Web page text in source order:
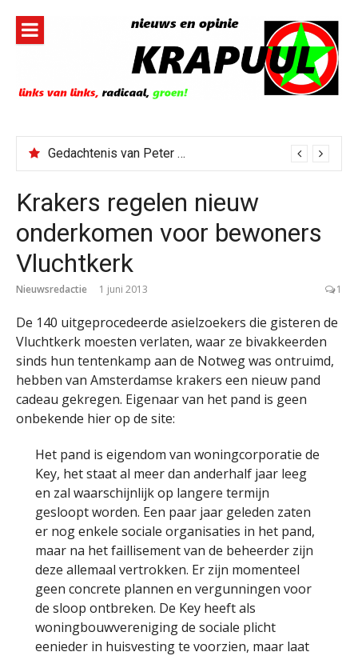
inhoud
Gedachtenis van Peter Faber
Krakers regelen nieuw
onderkomen voor bewoners
Vluchtkerk
Nieuwsredactie 1 juni 2013 1
De 140 uitgeprocedeerde asielzoekers die gisteren de
Vluchtkerk moesten verlaten, waar ze bivakkeerden
sinds hun tentenkamp aan de Notweg was ontruimd,
hebben van Amsterdamse krakers een nieuw pand
cadeau gekregen. Eigenaar van het pand is geen
onbekende hier op de site:
Het pand is eigendom van woningcorporatie de
Key, het staat al meer dan anderhalf jaar leeg
en zal waarschijnlijk op langere termijn
gesloopt worden. Een paar jaar geleden zaten
er nog enkele sociale organisaties in het pand,
maar na het faillisement van de beheerder zijn
deze allemaal vertrokken. Er zijn momenteel
geen concrete plannen en vergunningen voor
de sloop ontbreken. De Key heeft als
woningbouwvereniging de sociale plicht
eenieder in huisvesting te voorzien, maar laat